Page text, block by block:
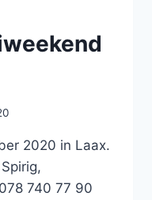
2020 in Laax.
740 77 90